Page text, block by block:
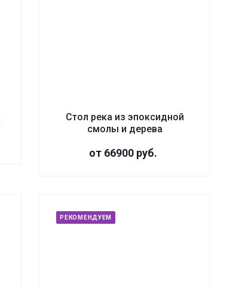
Стол река из эпоксидной
смолы и дерева
от 66900 руб.
РЕКОМЕНДУЕМ